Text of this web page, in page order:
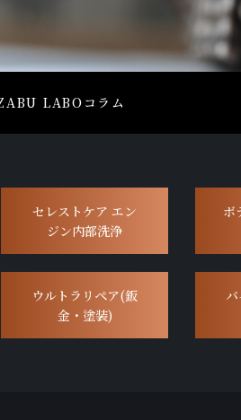
LABOコラム
セレストケア エン
ジン内部洗浄
ボ
ウルトラリペア(鈑
金・塗装)